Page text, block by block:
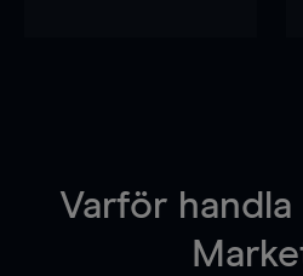
Varför handla